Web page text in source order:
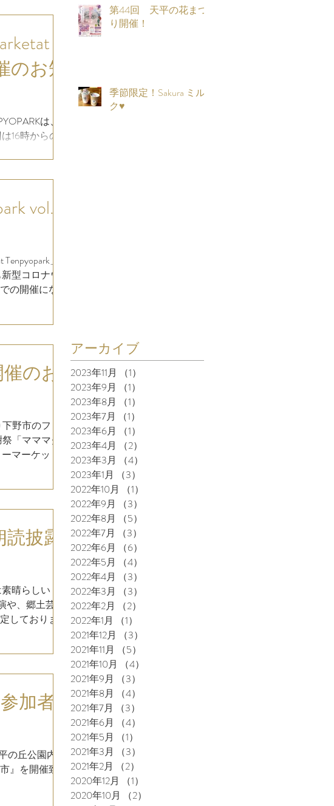
お知
は、8
16時からの
vol.3
」
型コロナウ
の開催にな
のお
野市のフリ
「マママグ
マーケット
披露
晴らしい
、郷土芸能
しておりま
加者
丘公園内野
』を開催致
第44回 天平の花まつ
り開催！
季節限定！Sakura ミル
ク♥
アーカイブ
2023年11月 （1）
2023年9月
（1）
2023年8月
（1）
2023年7月
（1）
2023年6月
（1）
2023年4月
（2）
2023年3月
（4）
2023年1月
（3）
2022年10月
（1）
2022年9月
（3）
2022年8月
（5）
2022年7月
（3）
2022年6月
（6）
2022年5月
（4）
2022年4月
（3）
2022年3月
（3）
2022年2月
（2）
2022年1月
（1）
2021年12月
（3）
2021年11月
（5）
2021年10月
（4）
2021年9月
（3）
2021年8月
（4）
2021年7月
（3）
2021年6月
（4）
2021年5月
（1）
2021年3月
（3）
2021年2月
（2）
2020年12月
（1）
2020年10月
（2）